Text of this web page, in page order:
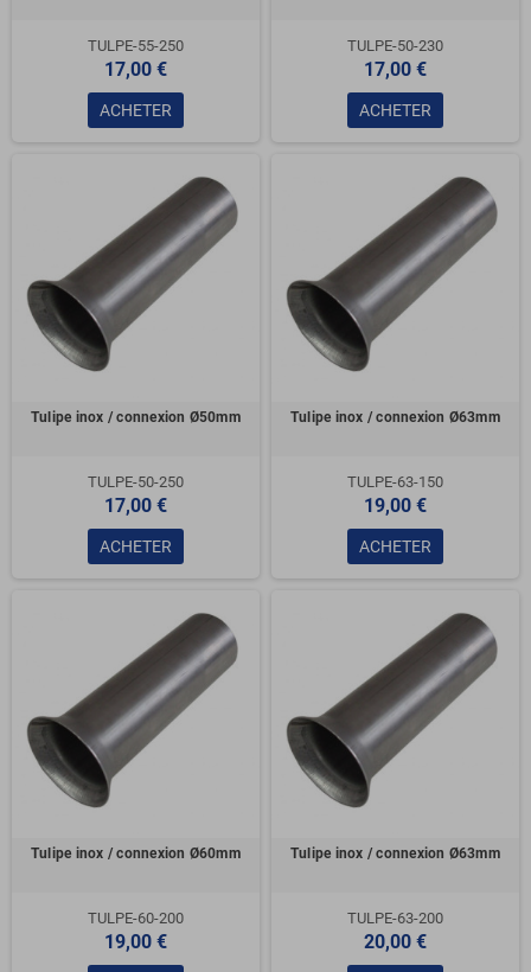
TULPE-55-250
17,00 €
ACHETER
TULPE-50-230
17,00 €
ACHETER
Tulipe inox / connexion Ø50mm
TULPE-50-250
17,00 €
ACHETER
Tulipe inox / connexion Ø63mm
TULPE-63-150
19,00 €
ACHETER
Tulipe inox / connexion Ø60mm
TULPE-60-200
19,00 €
Tulipe inox / connexion Ø63mm
TULPE-63-200
20,00 €